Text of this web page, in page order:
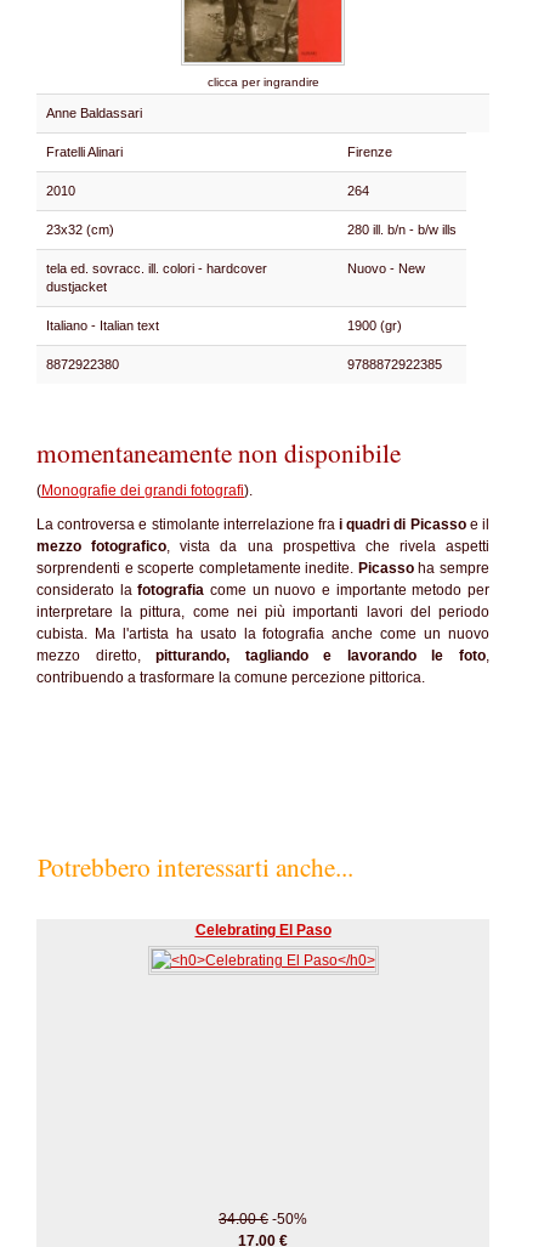
clicca per ingrandire
Anne Baldassari
Fratelli Alinari Firenze
2010 264
23x32 (cm) 280 ill. b/n - b/w ills
tela ed. sovracc. ill. colori - hardcover
dustjacket
Nuovo - New
Italiano - Italian text 1900 (gr)
8872922380 9788872922385
momentaneamente non disponibile
(Monografie dei grandi fotografi).
La controversa e stimolante interrelazione frai quadri di Picassoe il
mezzo fotografico, vista da una prospettiva che rivela aspetti
sorprendenti e scoperte completamente inedite. Picassoha sempre
considerato lafotografia come un nuovo e importante metodo per
interpretare la pittura, come nei più importanti lavori del periodo
cubista. Ma l'artista ha usato la fotografia anche come un nuovo
mezzo diretto,pitturando, tagliando e lavorando le foto,
contribuendo a trasformare la comune percezione pittorica.
Potrebbero interessarti anche...
Celebrating El Paso
34.00 € -50%
17.00 €